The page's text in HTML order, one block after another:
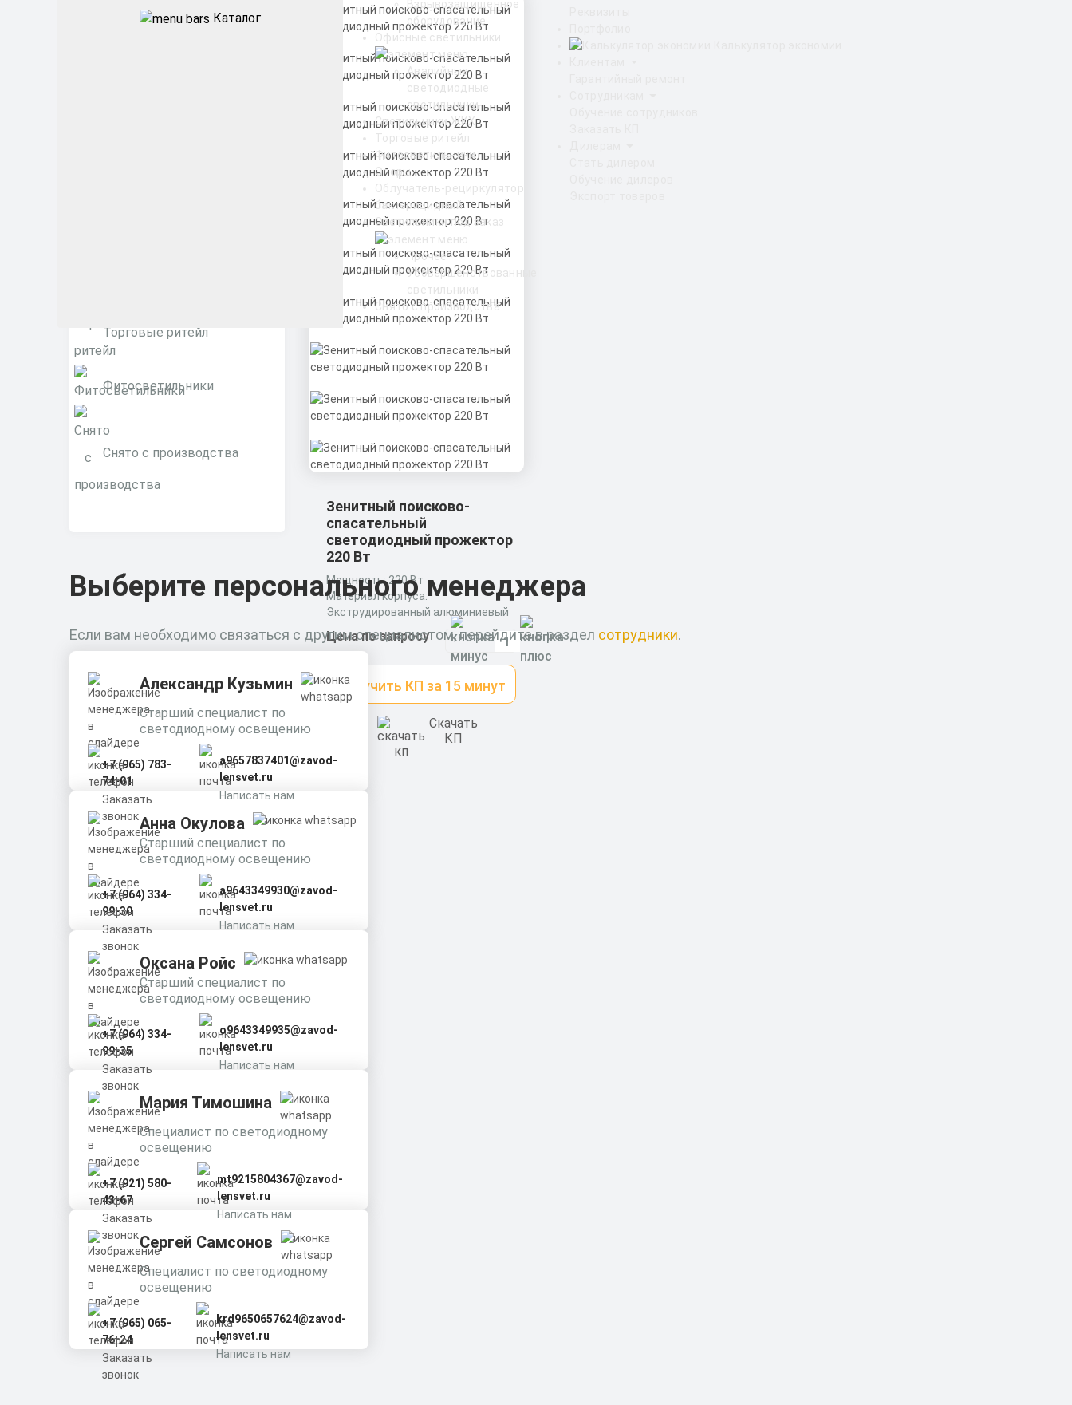
Каталог
Взрывозащищенное
оборудование
Офисные светильники
Аварийные
светодиодные
светильники
Светильники ЖКХ
Торговые ритейл
Фитосветильники
Опоры
Облучатель-рециркулятор
бактерицидный
Светильники под заказ
Прочее
Усовершенствованные
светильники
Снято с производства
Категории
Торговые ритейл
Фитосветильники
Снято с производства
Зенитный поисково-
спасательный
светодиодный прожектор
220 Вт
Мощность: 220 Вт
Материал корпуса:
Экструдированный алюминиевый
Размеры без упаковки: ⌀
Цена по запросу
Получить КП за 15 минут
Скачать
КП
Выберите персонального менеджера
Если вам необходимо связаться с другим специалистом, перейдите в раздел сотрудники.
Александр Кузьмин
Старший специалист по
светодиодному освещению
+7 (965) 783-
74-01
Заказать
звонок
a9657837401@zavod-
lensvet.ru
Написать нам
Анна Окулова
Старший специалист по
светодиодному освещению
+7 (964) 334-
99-30
Заказать
звонок
a9643349930@zavod-
lensvet.ru
Написать нам
Оксана Ройс
Старший специалист по
светодиодному освещению
+7 (964) 334-
99-35
Заказать
звонок
o9643349935@zavod-
lensvet.ru
Написать нам
Мария Тимошина
Cпециалист по светодиодному
освещению
+7 (921) 580-
43-67
Заказать
звонок
mt9215804367@zavod-
lensvet.ru
Написать нам
Сергей Самсонов
Cпециалист по светодиодному
освещению
+7 (965) 065-
76-24
Заказать
звонок
krd9650657624@zavod-
lensvet.ru
Написать нам